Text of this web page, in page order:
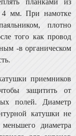
планками из
4 мм. При намотке
плотно
того как про­вод
-в орга­ническом
прием­ников
защитить от
полей. Диа­метр
ка­тушки не
диа­метра